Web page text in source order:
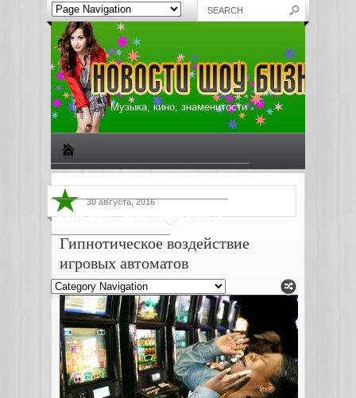
Музыка, кино, знаменитости
Жизнь звезд Музыкальные новости
Новости киноиндустрии
30 августа, 2016
Гипнотическое воздействие
игровых автоматов